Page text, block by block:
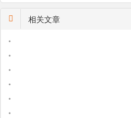
相关文章
•
•
•
•
•
•